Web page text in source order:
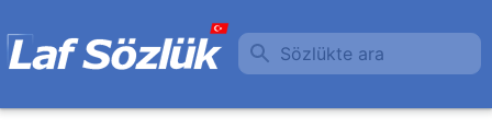
Sözlükte ara